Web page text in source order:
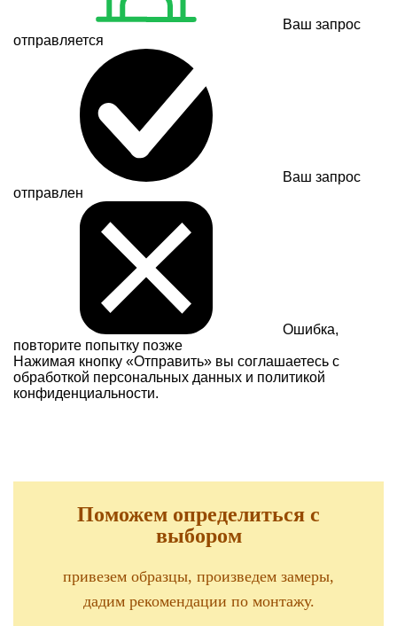
Ваш запрос
отправляется
Ваш запрос
отправлен
Ошибка,
повторите попытку позже
Нажимая кнопку «Отправить» вы соглашаетесь с
обработкой персональных данных и политикой
конфиденциальности.
Поможем определиться с
выбором
привезем образцы, произведем замеры,
дадим рекомендации по монтажу.